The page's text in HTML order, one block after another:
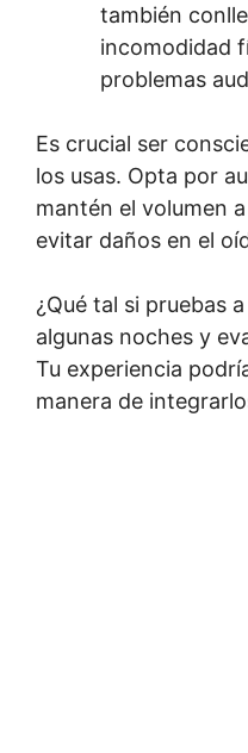
también
incomodidad
problemas
Es crucial ser
los usas. Opta por
mantén el volumen
evitar daños en el
¿Qué tal si pruebas
algunas noches y
Tu experiencia
manera de